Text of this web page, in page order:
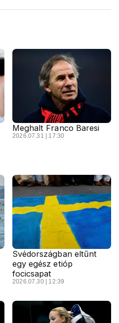
Meghalt Franco Baresi
2026.07.31 | 17:30
Svédországban eltűnt
egy egész etióp
focicsapat
2026.07.30 | 12:39